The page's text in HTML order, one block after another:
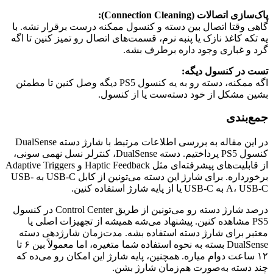
پاک‌سازی اتصالات (Connection Cleaning):
گاهی وقتا اتصال بین دسته و کنسول ممکنه درست برقرار نشه. با
یه تکه کاغذ نازک یا پنبه نرم، قسمت‌های اتصال رو تمیز کنین تا اگه
گرد و غباری وجود داره برطرف بشه.
تست در کنسول دیگه:
اگه ممکنه، دسته رو به یه کنسول PS5 دیگه وصل کنین تا مطمئن
بشین مشکل از خود دسته‌ست یا از کنسول.
جمع‌بندی
در این مقاله به بررسی اطلاعات مرتبط با شارژ دسته DualSense
کنسول PS5 پرداختیم. دسته DualSense، کنترلر نسل نهمی سونی،
از قابلیت‌های پیشرفته‌ای مثل Haptic Feedback و Adaptive Triggers
برخورداره. برای شارژ این دسته می‌تونین از کابل USB-C به USB-
A، USB-C به USB-C یا از پایه شارژ استفاده کنین.
درصد شارژ دسته رو می‌تونین از طریق Control Center در کنسول
PS5 مشاهده کنین. پیشنهاد می‌شه همیشه از تجهیزات اصلی یا
معتبر برای شارژ دسته استفاده بشه. مدت‌زمان شارژدهی دسته
DualSense بسته به نحوه استفاده شما متغیره، اما معمولاً بین ۶ تا
۱۲ ساعت دوام میاره. همچنین، پایه شارژ این امکان رو می‌ده که
چند دسته به‌صورت هم‌زمان شارژ بشن.